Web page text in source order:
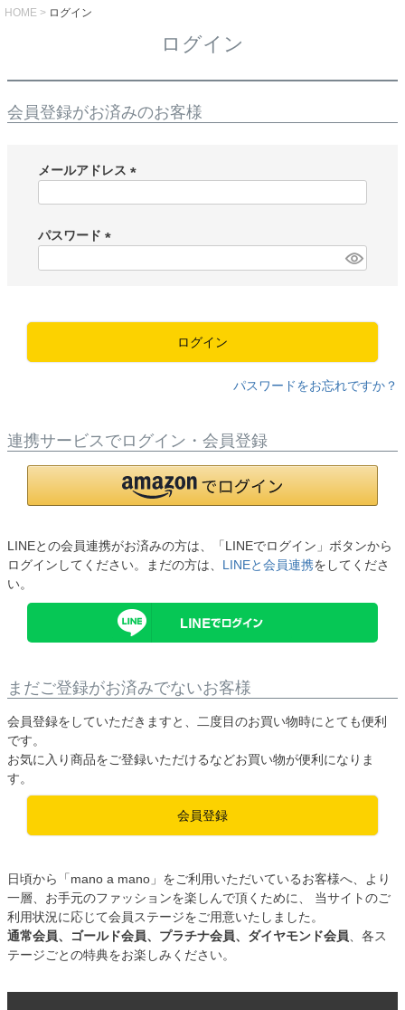
HOME ログイン
ログイン
会員登録がお済みのお客様
メールアドレス
)
パスワード
ログイン
パスワードをお忘れですか？
連携サービスでログイン・会員登録
LINEとの会員連携がお済みの方は、「LINEでログイン」ボタンから
ログインしてください。まだの方は、 LINEと会員連携をしてくださ
い。
まだご登録がお済みでないお客様
会員登録をしていただきますと、二度目のお買い物時にとても便利
です。
お気に入り商品をご登録いただけるなどお買い物が便利になりま
す。
会員登録
日頃から「mano a mano」をご利用いただいているお客様へ、より
一層、お手元のファッションを楽しんで頂くために、 当サイトのご
利用状況に応じて会員ステージをご用意いたしました。
通常会員、ゴールド会員、プラチナ会員、ダイヤモンド会員、各ス
テージごとの特典をお楽しみください。